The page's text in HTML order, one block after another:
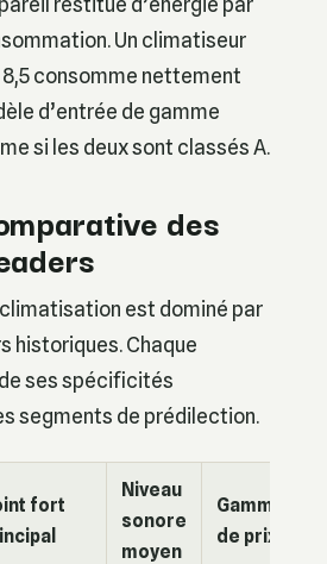
Un climatiseur
8,5 consomme nettement
d’entrée de gamme
si les deux sont classés A.
des
est dominé par
historiques. Chaque
ses spécificités
segments de prédilection.
fort
Niveau
sonore
moyen
Gamme
de prix